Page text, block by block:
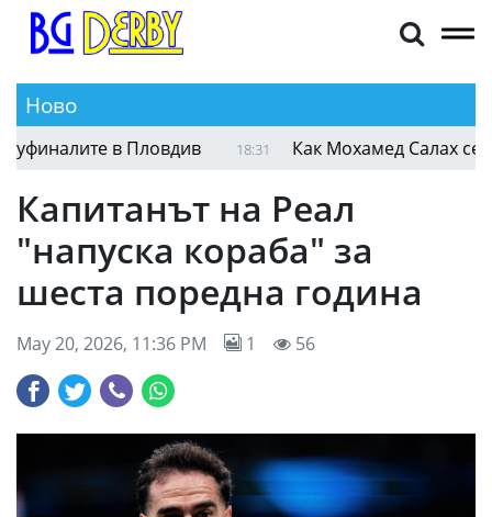
Ново
19:21 Нестеров победи Андреев за място на
Капитанът на Реал
"напуска кораба" за
шеста поредна година
May 20, 2026, 11:36 PM 1 56